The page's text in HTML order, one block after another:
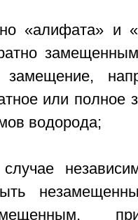
«алифата» и
замещение,
или полное
водорода;